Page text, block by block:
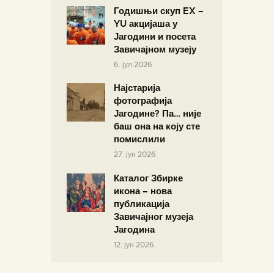
Годишњи скуп EX –
YU акцијаша у
Јагодини и посета
Завичајном музеју
6. јул 2026.
Најстарија
фотографија
Јагодине? Па… није
баш она на коју сте
помислили
27. јун 2026.
Каталог Збирке
икона – нова
публикација
Завичајног музеја
Јагодина
12. јун 2026.